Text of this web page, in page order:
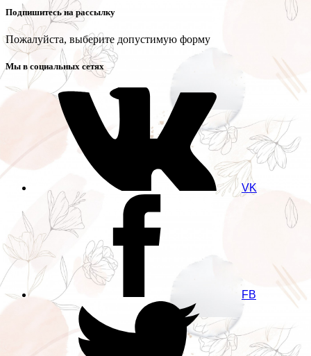
Подпишитесь на рассылку
Пожалуйста, выберите допустимую форму
Мы в социальных сетях
VK
FB